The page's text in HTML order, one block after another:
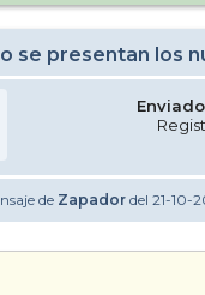
se presentan los
de Zapador del 21-10-